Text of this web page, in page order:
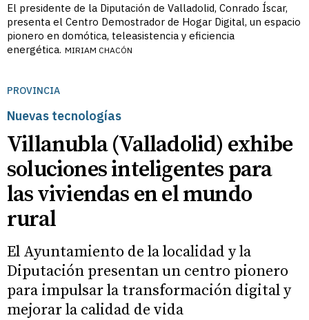
El presidente de la Diputación de Valladolid, Conrado Íscar,
presenta el Centro Demostrador de Hogar Digital, un espacio
pionero en domótica, teleasistencia y eficiencia
energética. MIRIAM CHACÓN
PROVINCIA
Nuevas tecnologías
Villanubla (Valladolid) exhibe
soluciones inteligentes para
las viviendas en el mundo
rural
El Ayuntamiento de la localidad y la
Diputación presentan un centro pionero
para impulsar la transformación digital y
mejorar la calidad de vida